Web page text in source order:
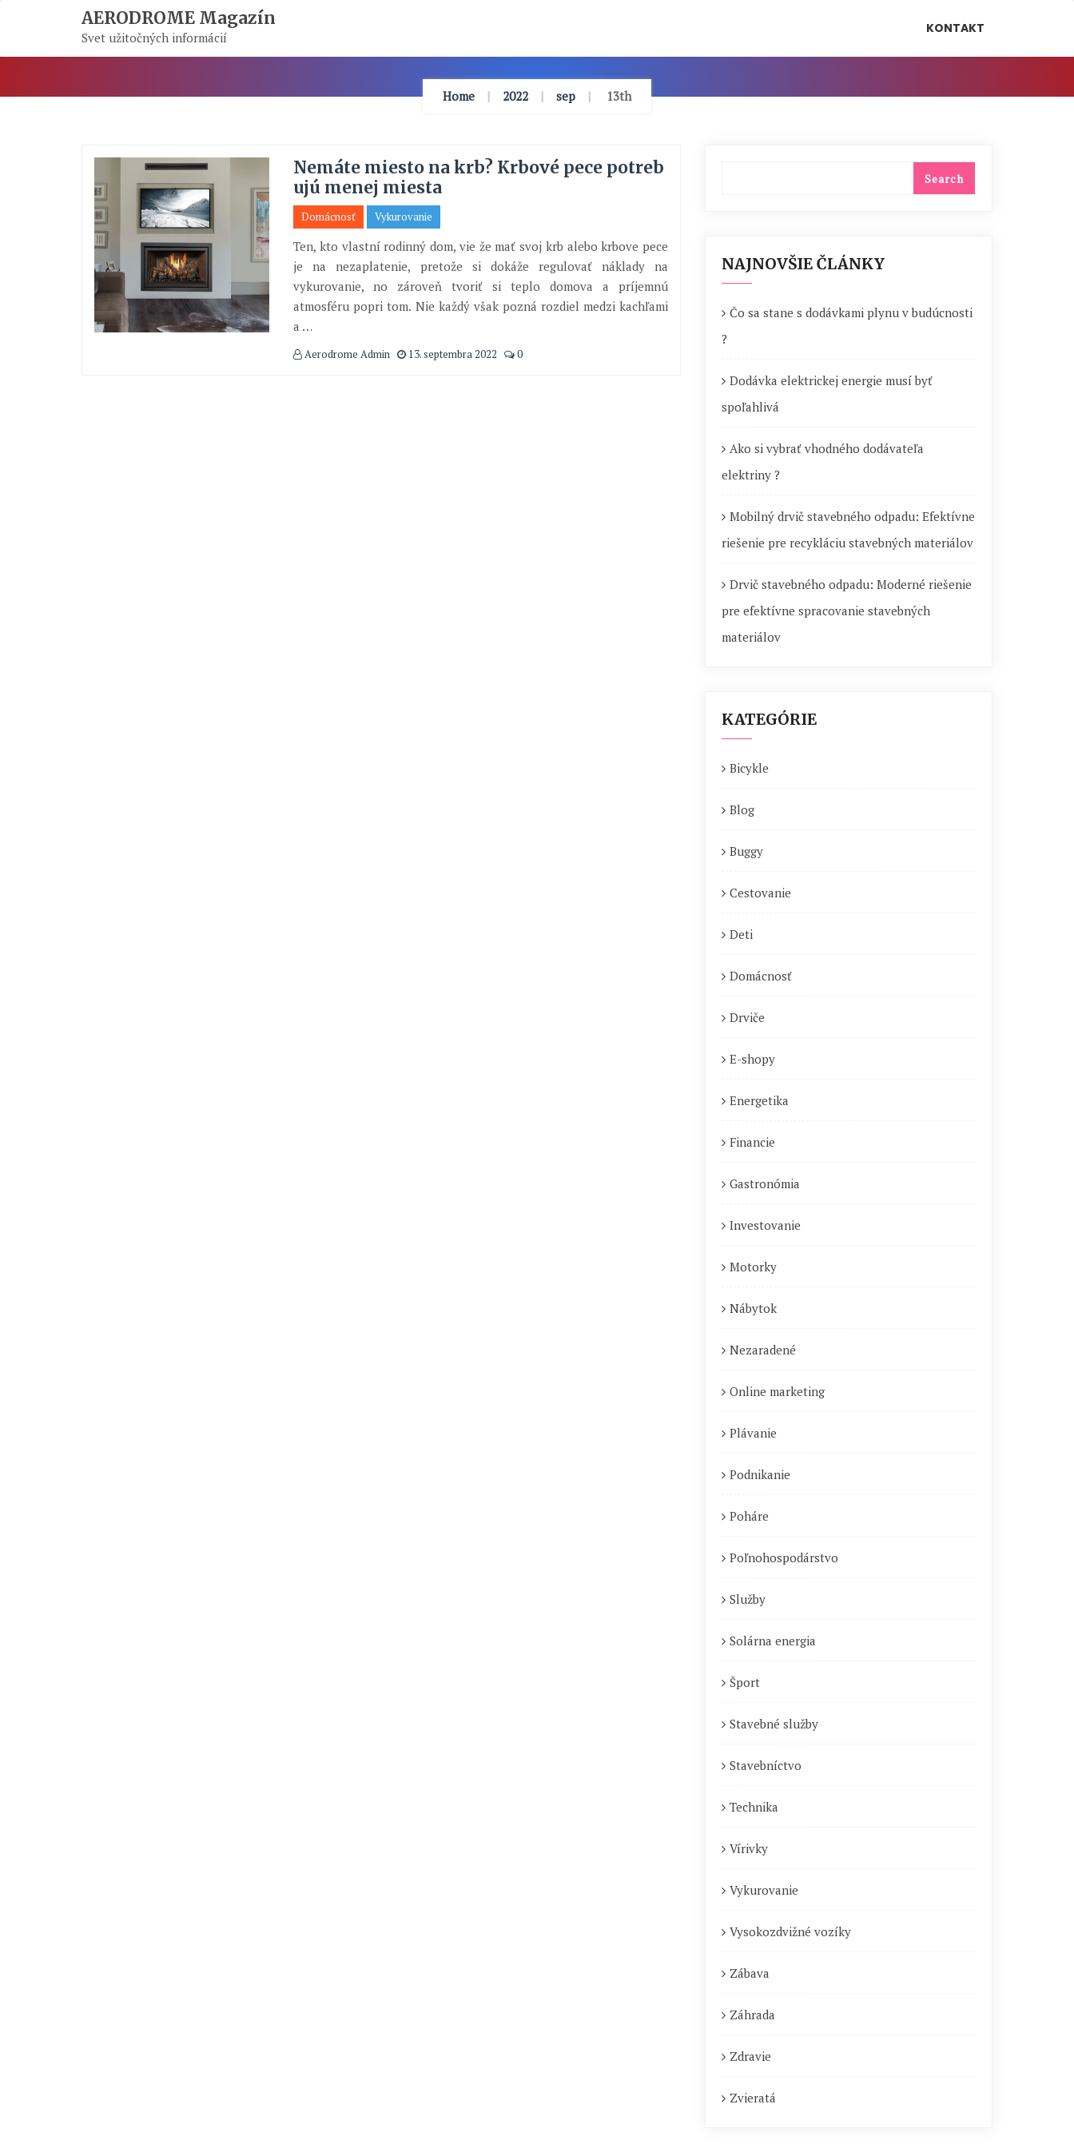
AERODROME Magazín
Svet užitočných informácií
KONTAKT
Home 2022 sep 13th
Nemáte miesto na krb? Krbové pece potreb
ujú menej miesta
Domácnosť Vykurovanie
Ten, kto vlastní rodinný dom, vie že mať svoj krb alebo krbove pece
je na nezaplatenie, pretože si dokáže regulovať náklady na
vykurovanie, no zároveň tvoriť si teplo domova a príjemnú
atmosféru popri tom. Nie každý však pozná rozdiel medzi kachľami
a …
Aerodrome Admin 13. septembra 2022 0
NAJNOVŠIE ČLÁNKY
Čo sa stane s dodávkami plynu v budúcnosti
?
Dodávka elektrickej energie musí byť
spoľahlivá
Ako si vybrať vhodného dodávateľa
elektriny ?
Mobilný drvič stavebného odpadu: Efektívne
riešenie pre recykláciu stavebných materiálov
Drvič stavebného odpadu: Moderné riešenie
pre efektívne spracovanie stavebných
materiálov
KATEGÓRIE
Bicykle
Blog
Buggy
Cestovanie
Deti
Domácnosť
Drviče
E-shopy
Energetika
Financie
Gastronómia
Investovanie
Motorky
Nábytok
Nezaradené
Online marketing
Plávanie
Podnikanie
Poháre
Poľnohospodárstvo
Služby
Solárna energia
Šport
Stavebné služby
Stavebníctvo
Technika
Vírivky
Vykurovanie
Vysokozdvižné vozíky
Zábava
Záhrada
Zdravie
Zvieratá